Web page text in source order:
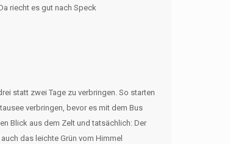
riecht es gut nach Speck
statt zwei Tage zu verbringen. So starten
verbringen, bevor es mit dem Bus
Blick aus dem Zelt und tatsächlich: Der
das leichte Grün vom Himmel